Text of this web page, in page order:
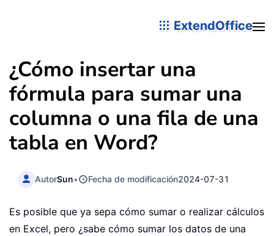
ExtendOffice
¿Cómo insertar una
fórmula para sumar una
columna o una fila de una
tabla en Word?
AutorSun• Fecha de modificación2024-07-31
Es posible que ya sepa cómo sumar o realizar cálculos
en Excel, pero ¿sabe cómo sumar los datos de una